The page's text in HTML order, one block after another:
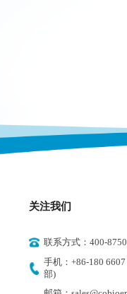
关注我们
联系方式：400-
手机：+86-180
部)